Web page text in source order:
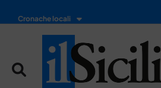
Cronache locali